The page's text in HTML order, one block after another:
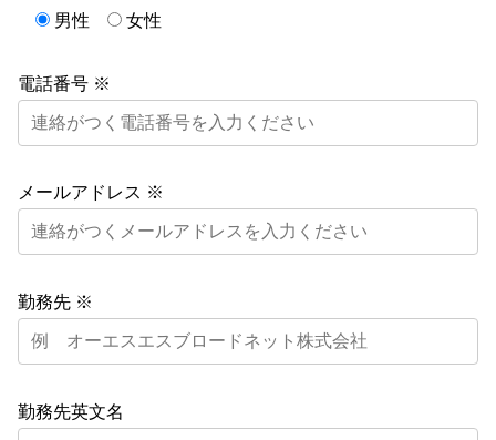
男性
女性
電話番号 ※
メールアドレス ※
勤務先 ※
勤務先英文名